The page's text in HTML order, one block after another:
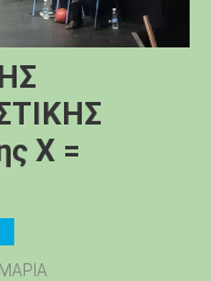
X =